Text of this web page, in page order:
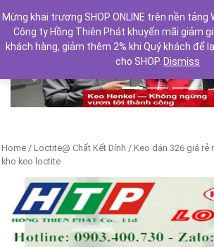
Previous
Home / Loctite@ Chất Kết Dính / Keo dán 326 giá rẻ
kho keo loctite
Mừng khai trương SHOP ONLINE trên nền tảng
Công ty Hồng Thiên Phát khuyến mãi giảm
khách hàng, giảm thêm 2% khi Quý khách để
cho SHOP. Dismiss